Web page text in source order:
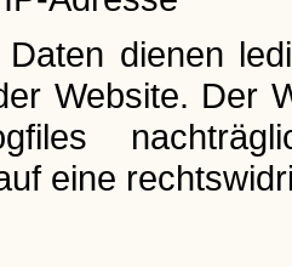
dienen
Website. Der
eine